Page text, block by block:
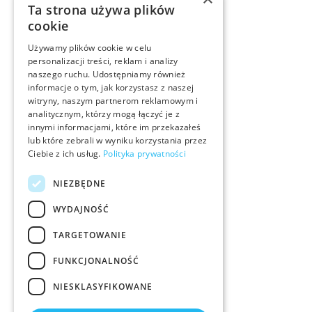
Ta strona używa plików
cookie
Używamy plików cookie w celu
personalizacji treści, reklam i analizy
naszego ruchu. Udostępniamy również
informacje o tym, jak korzystasz z naszej
witryny, naszym partnerom reklamowym i
analitycznym, którzy mogą łączyć je z
innymi informacjami, które im przekazałeś
lub które zebrali w wyniku korzystania przez
Ciebie z ich usług. Polityka prywatności
NIEZBĘDNE
WYDAJNOŚĆ
TARGETOWANIE
FUNKCJONALNOŚĆ
NIESKLASYFIKOWANE